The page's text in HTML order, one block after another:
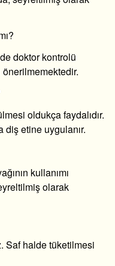
doktor kontrolü
önerilmemektedir.
oldukça faydalıdır.
diş etine uygulanır.
kullanımı
olarak
Saf halde tüketilmesi